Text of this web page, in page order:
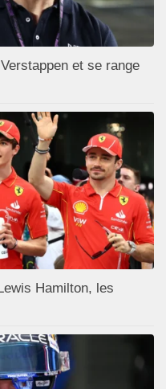
et se range
Hamilton, les